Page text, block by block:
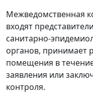
Межведомственная
входят
санитарно-
органов, принимает
помещения в
заявления или
контроля.